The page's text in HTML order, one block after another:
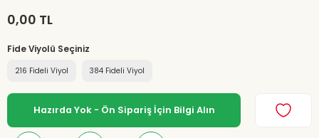
0,00 TL
Fide Viyolü Seçiniz
216 Fideli Viyol 384 Fideli Viyol
Hazırda Yok - Ön Sipariş İçin Bilgi Alın